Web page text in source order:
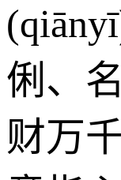
俐、
财万